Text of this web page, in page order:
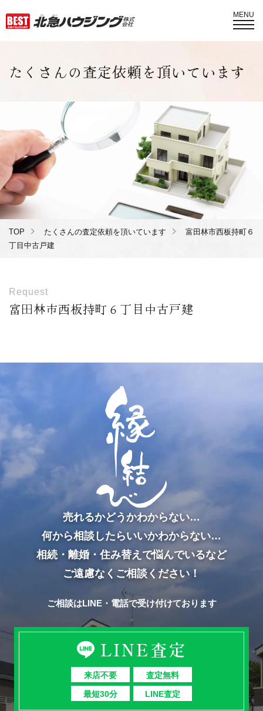
MENU
たくさんの査定依頼を頂いています
TOP たくさんの査定依頼を頂いています
富田林市西板持町６
丁目中古戸建
Request
富田林市西板持町６丁目中古戸建
売れるかどうかわからない…
何から相談したらいいかわからない…
相続・離婚・住み替えで悩んでいるなど
ご遠慮なくご相談ください！
ご相談はLINE・電話で受け付けております
LINE査定
来店不要
査定無料
最短30分
LINE査定